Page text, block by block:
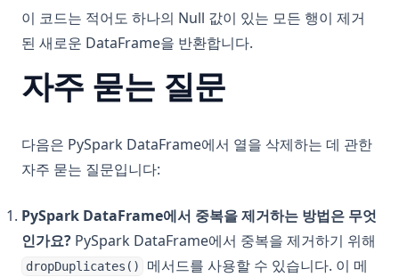
이 코드는 적어도 하나의 Null 값이 있는 모든 행이 제거
된 새로운 DataFrame을 반환합니다.
자주 묻는 질문
다음은 PySpark DataFrame에서 열을 삭제하는 데 관한
자주 묻는 질문입니다:
PySpark DataFrame에서 중복을 제거하는 방법은 무엇
인가요? PySpark DataFrame에서 중복을 제거하기 위해
dropDuplicates()
메서드를 사용할 수 있습니다. 이 메